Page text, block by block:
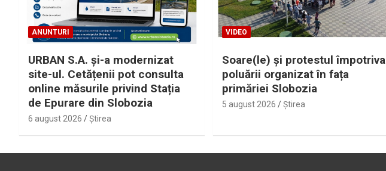
ANUNTURI
URBAN S.A. și-a modernizat
site-ul. Cetățenii pot consulta
online măsurile privind Stația
de Epurare din Slobozia
6 august 2026 Ştirea
VIDEO
Soare(le) și protestul împotriva
poluării organizat în fața
primăriei Slobozia
5 august 2026 Ştirea